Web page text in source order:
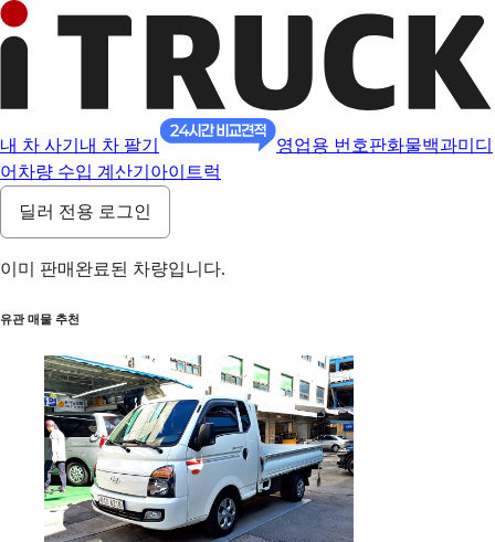
내 차 사기 내 차 팔기 영업용 번호판화물백과미디
어 차량 수입 계산기 아이트럭
딜러 전용 로그인
이미 판매완료된 차량입니다.
유관 매물 추천